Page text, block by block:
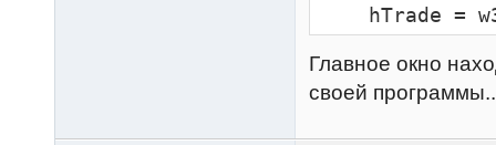
hTrade
if hTrade
Главное окно
своей